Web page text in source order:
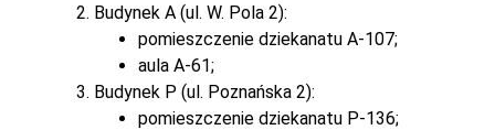
Budynek A (ul. W. Pola 2):
pomieszczenie dziekanatu A-107;
aula A-61;
Budynek P (ul. Poznańska 2):
pomieszczenie dziekanatu P-136;